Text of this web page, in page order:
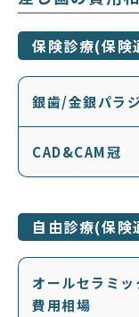
保険診療(保険
銀歯/金銀パラ
CAD&CAM冠
自由診療(保
オールセラミッ
費用相場